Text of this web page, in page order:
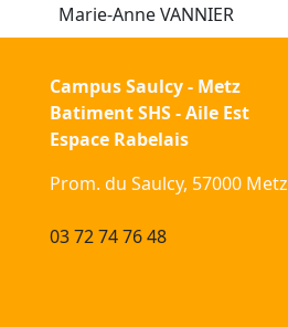
Marie-Anne VANNIER
Campus Saulcy - Metz
Batiment SHS - Aile Est
Espace Rabelais
Prom. du Saulcy, 57000 Metz
03 72 74 76 48